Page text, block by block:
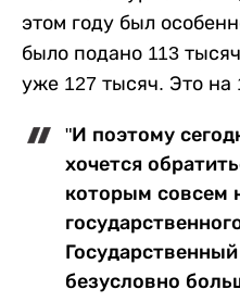
этом году был
было подано 113
уже 127 тысяч. Это на
"И поэтому
хочется
которым совсем
безусловно